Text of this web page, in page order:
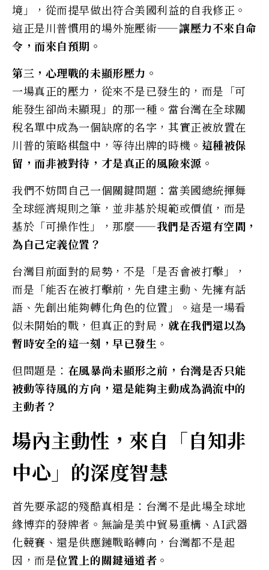
境」，從而提早做出符合美國利益的自我修正。
這正是川普慣用的場外施壓術——讓壓力不來自命
令，而來自預期。
第三，心理戰的未顯形壓力。
一場真正的壓力，從來不是已發生的，而是「可
能發生卻尚未顯現」的那一種。當台灣在全球關
稅名單中成為一個缺席的名字，其實正被放置在
川普的策略棋盤中，等待出牌的時機。 這種被保
留，而非被對待，才是真正的風險來源。
我們不妨問自己一個關鍵問題：當美國總統揮舞
全球經濟規則之筆，並非基於規範或價值，而是
基於「可操作性」，那麼——我們是否還有空間，
為自己定義位置？
台灣目前面對的局勢，不是「是否會被打擊」，
而是「能否在被打擊前，先自建主動、先擁有話
語、先創出能夠轉化角色的位置」。這是一場看
似未開始的戰，但真正的對局， 就在我們還以為
暫時安全的這一刻，早已發生。
但問題是： 在風暴尚未顯形之前，台灣是否只能
被動等待風的方向，還是能夠主動成為渦流中的
主動者？
場內主動性，來自「自知非
中心」的深度智慧
首先要承認的殘酷真相是：台灣不是此場全球地
緣博弈的發牌者。無論是美中貿易重構、AI武器
化競賽、還是供應鏈戰略轉向，台灣都不是起
因，而是位置上的關鍵通道者 。